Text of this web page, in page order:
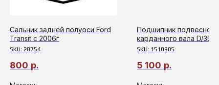
Сальник задней полуоси Ford
Transit с 2006г
SKU: 28754
800 р.
Подшипник подвесной
карданного вала D/35
Transit с 2006
SKU: 1510905
5 100 р.